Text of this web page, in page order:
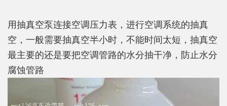
用抽真空泵连接空调压力表，进行空调系统的抽真
空，一般需要抽真空半小时，不能时间太短，抽真空
最主要的还是要把空调管路的水分抽干净，防止水分
腐蚀管路